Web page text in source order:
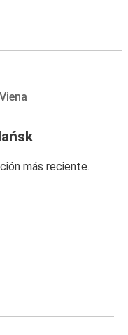
Viena
más reciente.